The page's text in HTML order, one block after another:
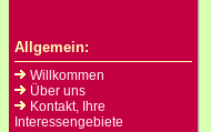
Allgemein:
Willkommen
Über uns
Kontakt, Ihre
Interessengebiete